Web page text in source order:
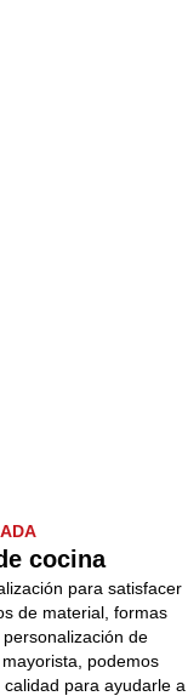
cocina
para satisfacer
de material, formas
de
podemos
para ayudarle a